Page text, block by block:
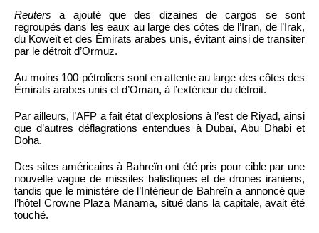
Reuters a ajouté que des dizaines de cargos se sont
regroupés dans les eaux au large des côtes de l’Iran, de l’Irak,
du Koweït et des Émirats arabes unis, évitant ainsi de transiter
par le détroit d’Ormuz.
Au moins 100 pétroliers sont en attente au large des côtes des
Émirats arabes unis et d’Oman, à l’extérieur du détroit.
Par ailleurs, l’AFP a fait état d’explosions à l’est de Riyad, ainsi
que d’autres déflagrations entendues à Dubaï, Abu Dhabi et
Doha.
Des sites américains à Bahreïn ont été pris pour cible par une
nouvelle vague de missiles balistiques et de drones iraniens,
tandis que le ministère de l’Intérieur de Bahreïn a annoncé que
l’hôtel Crowne Plaza Manama, situé dans la capitale, avait été
touché.